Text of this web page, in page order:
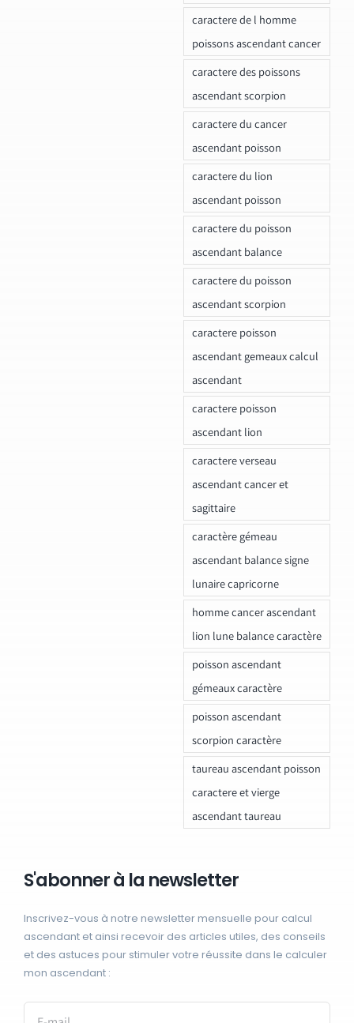
caractere de l homme
poissons ascendant cancer
caractere des poissons
ascendant scorpion
caractere du cancer
ascendant poisson
caractere du lion
ascendant poisson
caractere du poisson
ascendant balance
caractere du poisson
ascendant scorpion
caractere poisson
ascendant gemeaux calcul
ascendant
caractere poisson
ascendant lion
caractere verseau
ascendant cancer et
sagittaire
caractère gémeau
ascendant balance signe
lunaire capricorne
homme cancer ascendant
lion lune balance caractère
poisson ascendant
gémeaux caractère
poisson ascendant
scorpion caractère
taureau ascendant poisson
caractere et vierge
ascendant taureau
S'abonner à la newsletter
Inscrivez-vous à notre newsletter mensuelle pour calcul
ascendant et ainsi recevoir des articles utiles, des conseils
et des astuces pour stimuler votre réussite dans le calculer
mon ascendant :